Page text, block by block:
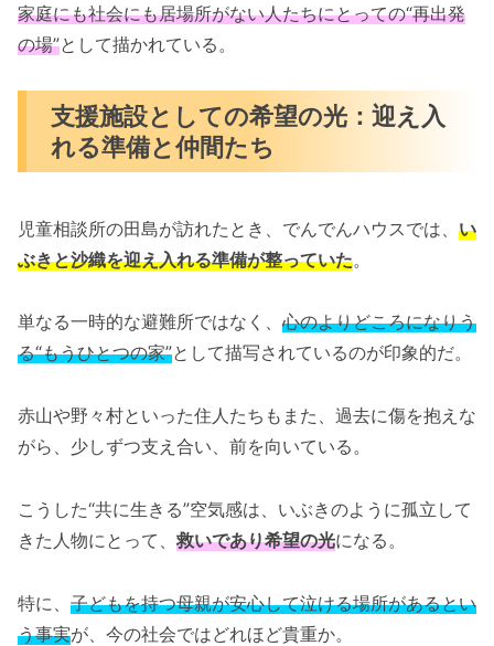
家庭にも社会にも居場所がない人たちにとっての“再出発
の場”として描かれている。
支援施設としての希望の光：迎え入
れる準備と仲間たち
児童相談所の田島が訪れたとき、でんでんハウスでは、 い
ぶきと沙織を迎え入れる準備が整っていた。
単なる一時的な避難所ではなく、 心のよりどころになりう
る“もうひとつの家”として描写されているのが印象的だ。
赤山や野々村といった住人たちもまた、過去に傷を抱えな
がら、少しずつ支え合い、前を向いている。
こうした“共に生きる”空気感は、いぶきのように孤立して
きた人物にとって、救いであり希望の光になる。
特に、 子どもを持つ母親が安心して泣ける場所があるとい
う事実が、今の社会ではどれほど貴重か。